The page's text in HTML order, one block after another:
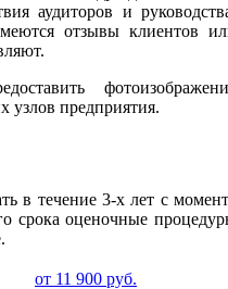
аудиторов и
отзывы клиентов
узлов предприятия.
в течение 3-х лет с
срока оценочные
от 11 900 руб.